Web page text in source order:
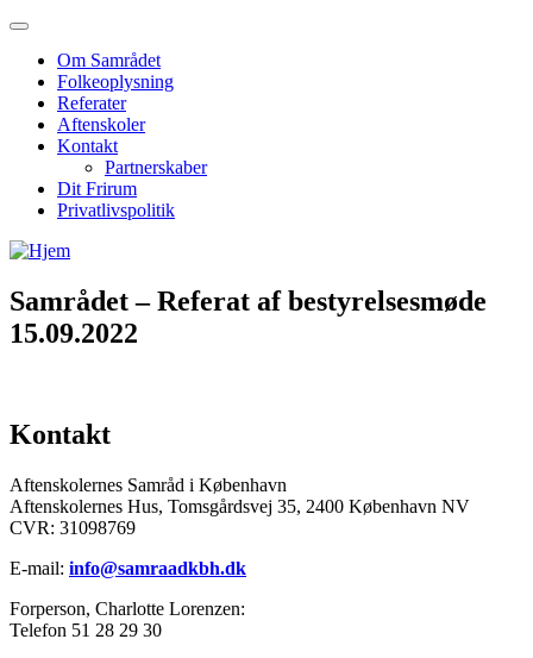
Om Samrådet
Folkeoplysning
Referater
Aftenskoler
Kontakt
Partnerskaber
Dit Frirum
Privatlivspolitik
Samrådet – Referat af bestyrelsesmøde
15.09.2022
Kontakt
Aftenskolernes Samråd i København
Aftenskolernes Hus, Tomsgårdsvej 35, 2400 København NV
CVR: 31098769
E-mail: info@samraadkbh.dk
Forperson, Charlotte Lorenzen:
Telefon 51 28 29 30